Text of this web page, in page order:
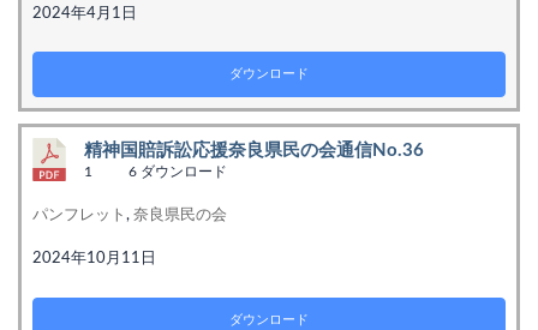
2024年4月1日
ダウンロード
精神国賠訴訟応援奈良県民の会通信No.36
1 6 ダウンロード
パンフレット,奈良県民の会
2024年10月11日
ダウンロード